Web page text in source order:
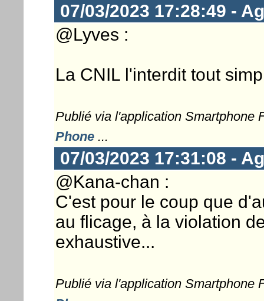
07/03/2023 17:28:49 -
@Lyves :
La CNIL l'interdit tout
Publié via l'application Smartphone
Phone...
07/03/2023 17:31:08 -
@Kana-chan :
C'est pour le coup que
au flicage, à la violation
exhaustive...
Publié via l'application Smartphone